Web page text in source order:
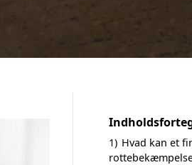
1) Hvad kan et